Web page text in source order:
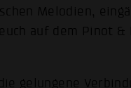
Melodien,
auf dem Pinot &
gelungene